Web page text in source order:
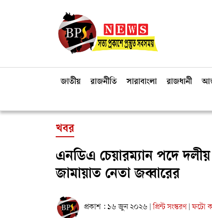
জাতীয় রাজনীতি সারাবাংলা রাজধানী
খবর
এনডিএ চেয়ারম্যান পদে
জামায়াত নেতা জব্বারের
প্রকাশ : ১৬ জুন ২০২৬ প্রিন্ট সংস্করণ ফটো